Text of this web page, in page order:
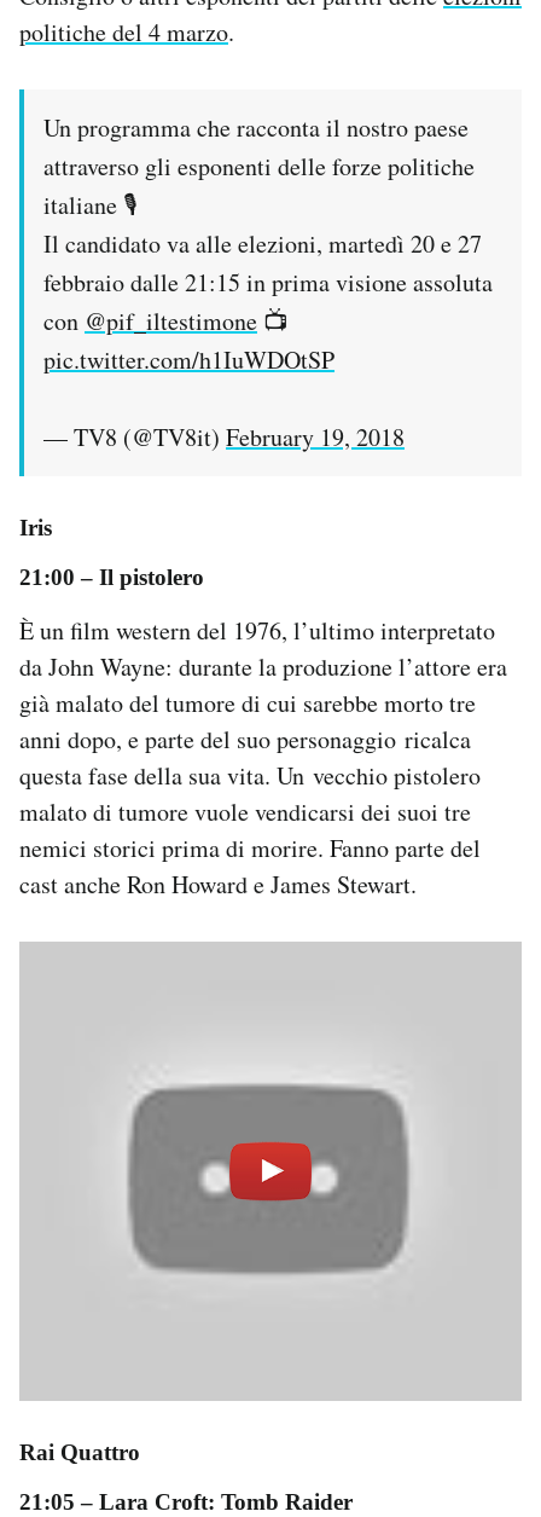
politiche del 4 marzo.
Un programma che racconta il nostro paese
attraverso gli esponenti delle forze politiche
italiane 🎙
Il candidato va alle elezioni, martedì 20 e 27
febbraio dalle 21:15 in prima visione assoluta
con @pif_iltestimone 📺
pic.twitter.com/h1IuWDOtSP
— TV8 (@TV8it) February 19, 2018
Iris
21:00– Il pistolero
È un film western del 1976, l’ultimo interpretato
da John Wayne: durante la produzione l’attore era
già malato del tumore di cui sarebbe morto tre
anni dopo, e parte del suo personaggio ricalca
questa fase della sua vita. Un vecchio pistolero
malato di tumore vuole vendicarsi dei suoi tre
nemici storici prima di morire. Fanno parte del
cast anche Ron Howard e James Stewart.
Rai Quattro
21:05– Lara Croft: Tomb Raider